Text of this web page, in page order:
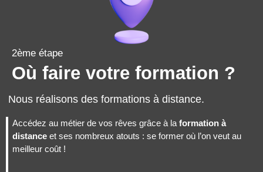
2ème étape
Où faire votre formation ?
Nous réalisons des formations à distance.
Accédez au métier de vos rêves grâce à la formation à
distance et ses nombreux atouts : se former où l’on veut au
meilleur coût !